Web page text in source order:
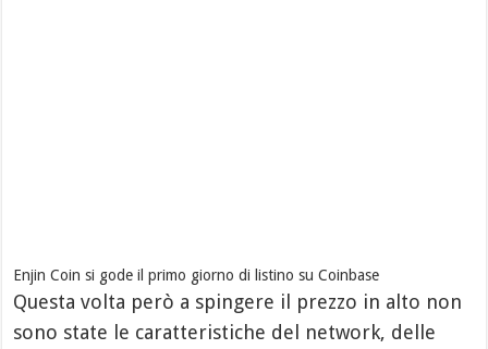
Enjin Coin si gode il primo giorno di listino su Coinbase
Questa volta però a spingere il prezzo in alto non
sono state le caratteristiche del network, delle